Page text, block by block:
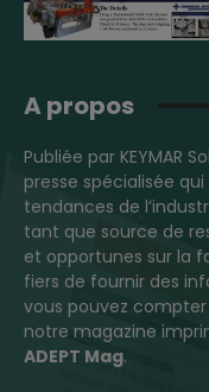
A propos
Publiée par KEYMAR
presse spécialisée
tendances de
tant que source de
et opportunes sur la
fiers de fournir des
vous pouvez
notre magazine
ADEPT Mag.